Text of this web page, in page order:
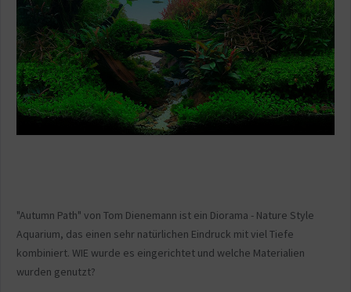
"Autumn Path" von Tom Dienemann ist ein Diorama - Nature Style
Aquarium, das einen sehr natürlichen Eindruck mit viel Tiefe
kombiniert. WIE wurde es eingerichtet und welche Materialien
wurden genutzt?